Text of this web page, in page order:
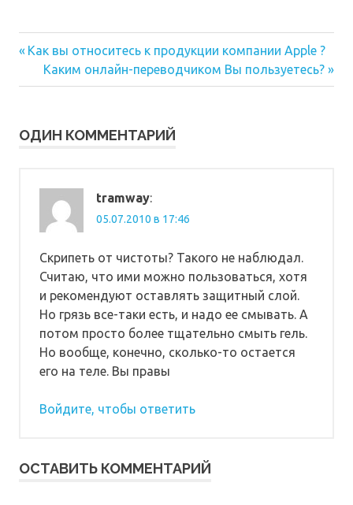
Навигация
по
Предыдущая
запись:
Как вы относитесь к продукции компании Apple ?
Следующая
запись:
Каким онлайн-переводчиком Вы пользуетесь?
ОДИН КОММЕНТАРИЙ
tramway:
05.07.2010 в 17:46
Скрипеть от чистоты? Такого не наблюдал.
Считаю, что ими можно пользоваться, хотя
и рекомендуют оставлять защитный слой.
Но грязь все-таки есть, и надо ее смывать. А
потом просто более тщательно смыть гель.
Но вообще, конечно, сколько-то остается
его на теле. Вы правы
Войдите, чтобы ответить
ОСТАВИТЬ КОММЕНТАРИЙ